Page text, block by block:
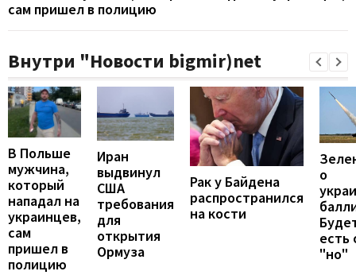
сам пришел в полицию
Внутри "Новости bigmir)net
В Польше
мужчина,
который
нападал на
украинцев,
сам
пришел в
полицию
Иран
выдвинул
США
требования
для
открытия
Ормуза
Рак у Байдена
распространился
на кости
о
есть
"но"